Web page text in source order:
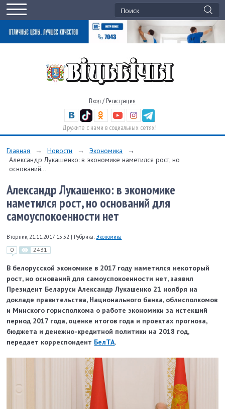
Вход / Регистрация
Дружите с нами в социальных сетях!
Главная → Новости → Экономика
→
Александр Лукашенко: в экономике наметился рост, но
оснований...
Александр Лукашенко: в экономике
наметился рост, но оснований для
самоуспокоенности нет
Вторник, 21.11.2017 15:52 | Рубрика: Экономика
0 2431
В белорусской экономике в 2017 году наметился некоторый
рост, но оснований для самоуспокоенности нет, заявил
Президент Беларуси Александр Лукашенко 21 ноября на
докладе правительства, Национального банка, облисполкомов
и Минского горисполкома о работе экономики за истекший
период 2017 года, оценке итогов года и проектах прогноза,
бюджета и денежно-кредитной политики на 2018 год,
передает корреспондент БелТА.